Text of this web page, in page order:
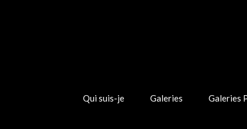
Qui suis-je Galeries Galeries